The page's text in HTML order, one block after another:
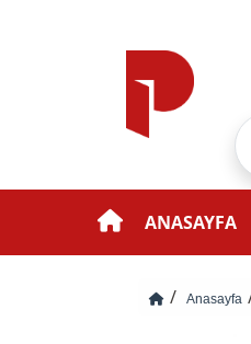
ANASAYFA
Anasayfa